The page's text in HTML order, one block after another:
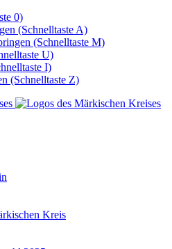
0)
(Schnelltaste A)
(Schnelltaste M)
U)
I)
(Schnelltaste Z)
Kreis